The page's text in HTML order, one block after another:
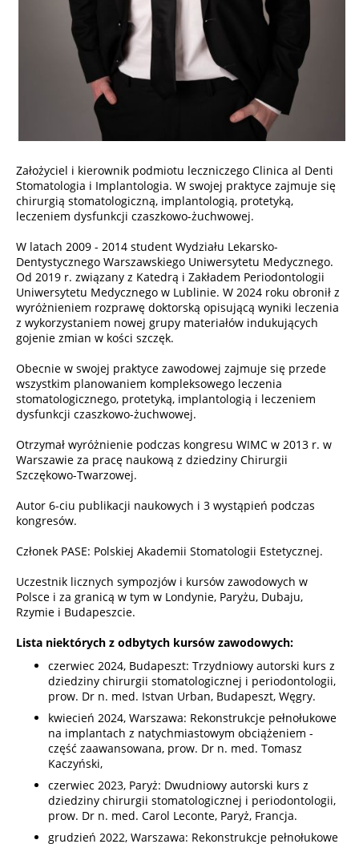
Założyciel i kierownik podmiotu leczniczego Clinica al Denti
Stomatologia i Implantologia. W swojej praktyce zajmuje się
chirurgią stomatologiczną, implantologią, protetyką,
leczeniem dysfunkcji czaszkowo-żuchwowej.
W latach 2009 - 2014 student Wydziału Lekarsko-
Dentystycznego Warszawskiego Uniwersytetu Medycznego.
Od 2019 r. związany z Katedrą i Zakładem Periodontologii
Uniwersytetu Medycznego w Lublinie. W 2024 roku obronił z
wyróżnieniem rozprawę doktorską opisującą wyniki leczenia
z wykorzystaniem nowej grupy materiałów indukujących
gojenie zmian w kości szczęk.
Obecnie w swojej praktyce zawodowej zajmuje się przede
wszystkim planowaniem kompleksowego leczenia
stomatologicznego, protetyką, implantologią i leczeniem
dysfunkcji czaszkowo-żuchwowej.
Otrzymał wyróżnienie podczas kongresu WIMC w 2013 r. w
Warszawie za pracę naukową z dziedziny Chirurgii
Szczękowo-Twarzowej.
Autor 6-ciu publikacji naukowych i 3 wystąpień podczas
kongresów.
Członek PASE: Polskiej Akademii Stomatologii Estetycznej.
Uczestnik licznych sympozjów i kursów zawodowych w
Polsce i za granicą w tym w Londynie, Paryżu, Dubaju,
Rzymie i Budapeszcie.
Lista niektórych z odbytych kursów zawodowych:
czerwiec 2024, Budapeszt: Trzydniowy autorski kurs z
dziedziny chirurgii stomatologicznej i periodontologii,
prow. Dr n. med. Istvan Urban, Budapeszt, Węgry.
kwiecień 2024, Warszawa: Rekonstrukcje pełnołukowe
na implantach z natychmiastowym obciążeniem -
część zaawansowana, prow. Dr n. med. Tomasz
Kaczyński,
czerwiec 2023, Paryż: Dwudniowy autorski kurs z
dziedziny chirurgii stomatologicznej i periodontologii,
prow. Dr n. med. Carol Leconte, Paryż, Francja.
grudzień 2022, Warszawa: Rekonstrukcje pełnołukowe